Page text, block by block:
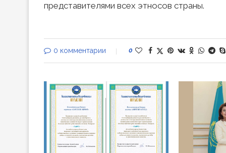
представителями всех этносов страны.
0 комментарии 0